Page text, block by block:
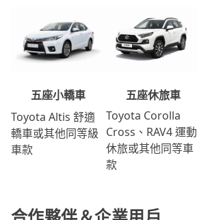
五座小轎車
Toyota Altis 舒適
轎車或其他同等級
車款
五座休旅車
Toyota Corolla
Cross、RAV4 運動
休旅或其他同等車
款